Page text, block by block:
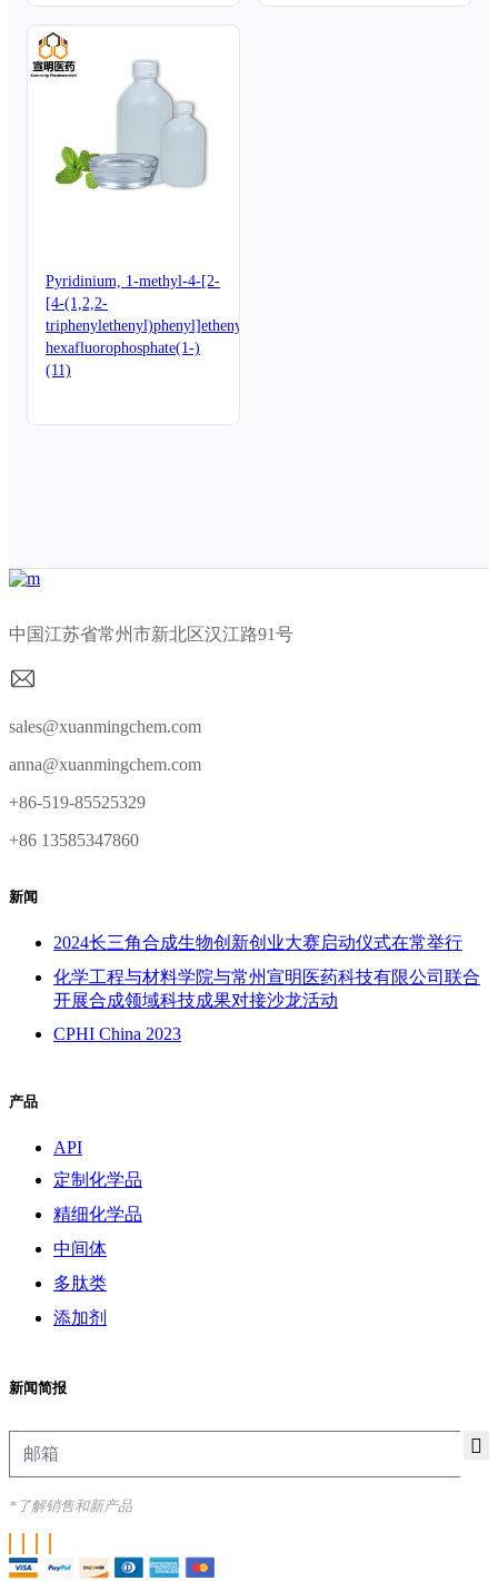
Pyridinium, 1-methyl-4-[2-
[4-(1,2,2-
triphenylethenyl)phenyl]ethenyl]-,
hexafluorophosphate(1-)
(11)
中国江苏省常州市新北区汉江路91号
sales@xuanmingchem.com
anna@xuanmingchem.com
+86-519-85525329
+86 13585347860
新闻
2024长三角合成生物创新创业大赛启动仪式在常举行
化学工程与材料学院与常州宣明医药科技有限公司联合
开展合成领域科技成果对接沙龙活动
CPHI China 2023
产品
API
定制化学品
精细化学品
中间体
多肽类
添加剂
新闻简报
*了解销售和新产品